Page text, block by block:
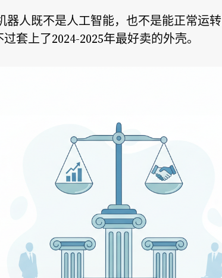
器人既不是人工智能，也不是能正常运
套上了2024-2025年最好卖的外壳。